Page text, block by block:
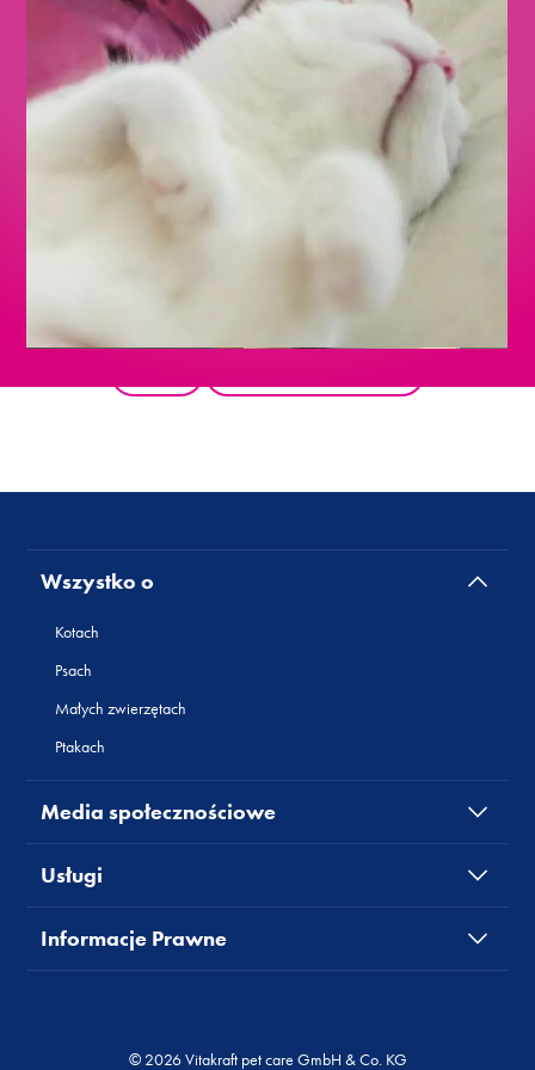
Wszystko o
Kotach
Psach
Małych zwierzętach
Ptakach
Media społecznościowe
Usługi
Informacje Prawne
© 2026 Vitakraft pet care GmbH & Co. KG